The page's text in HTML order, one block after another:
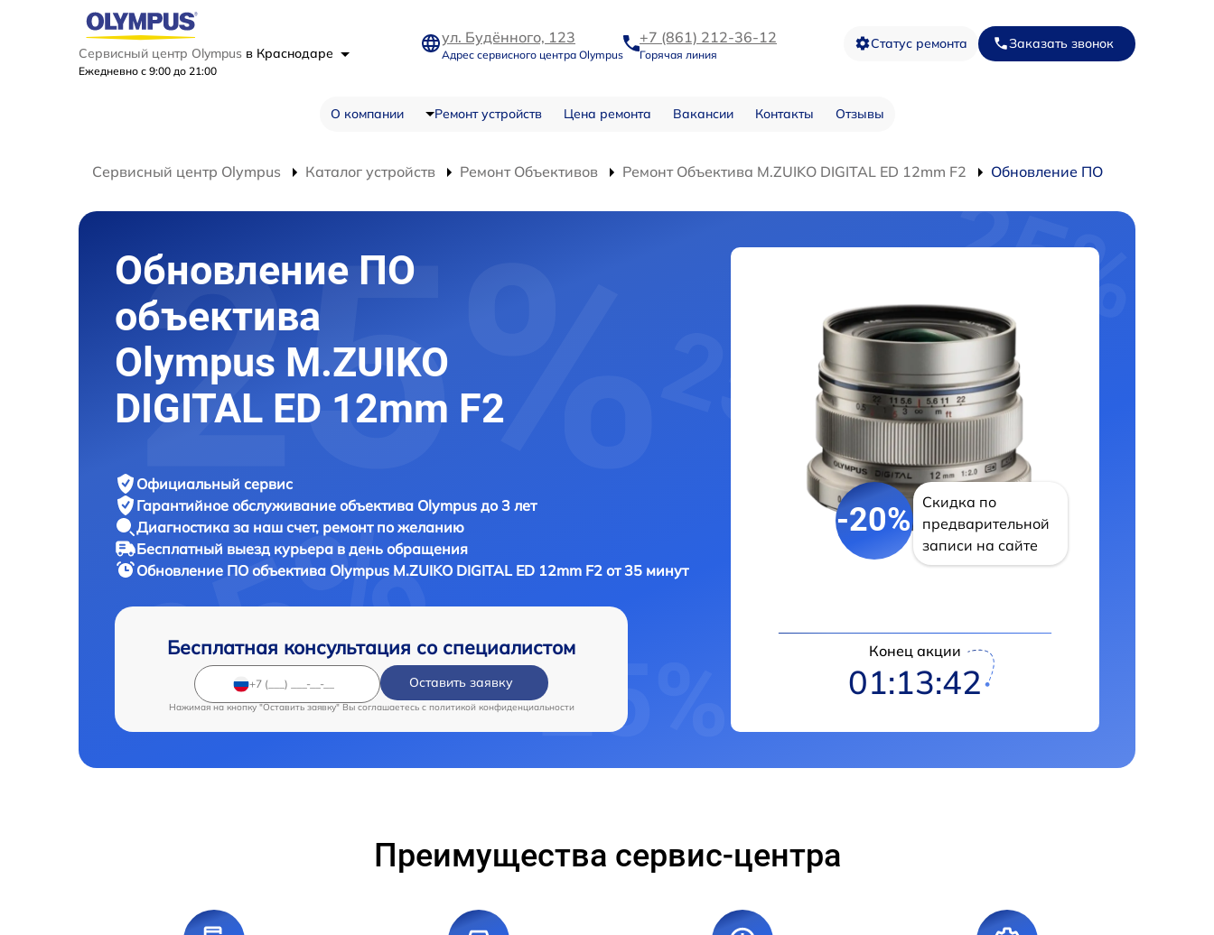
Сервисный центр Olympus в Краснодаре
Ежедневно с 9:00 до 21:00
ул. Будённого, 123
Адрес сервисного центра Olympus
+7 (861) 212-36-12
Горячая линия
Статус ремонта Заказать звонок
О компании Ремонт устройств Цена ремонта Вакансии Контакты Отзывы
Сервисный центр Olympus Каталог устройств Ремонт Объективов Ремонт Объектива M.ZUIKO DIGITAL ED 12mm F2 Обновление ПО
Обновление ПО
объектива
Olympus M.ZUIKO
DIGITAL ED 12mm F2
Официальный сервис
Гарантийное обслуживание объектива Olympus до 3 лет
Диагностика за наш счет, ремонт по желанию
Бесплатный выезд курьера в день обращения
Обновление ПО объектива Olympus M.ZUIKO DIGITAL ED 12mm F2 от 35 минут
Бесплатная консультация со специалистом
Оставить заявку
Нажимая на кнопку "Оставить заявку" Вы соглашаетесь c политикой конфиденциальности
-20%
Скидка по
предварительной
записи на сайте
Конец акции
01:13:41
Преимущества сервис-центра